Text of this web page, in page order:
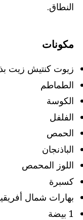
النطاق.
مكونات
زيوت كنتيش زيت
الطماطم
الكوسة
الفلفل
الحمص
الباذنجان
اللوز المحمص
كسبرة
بهارات شمال
1 بيضة